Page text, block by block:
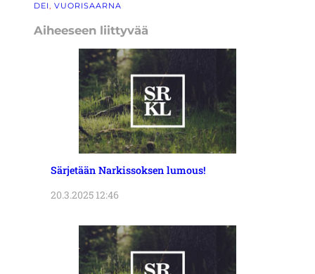
DEI, VUORISAARNA
Aiheeseen liittyvää
Särjetään Narkissoksen lumous!
20.3.2025 12:46